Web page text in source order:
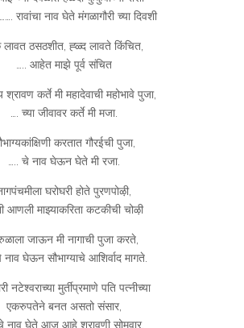
रावांचा नाव घेते मंगळागौरी च्या दिवशी
ठसठशीत, ह्ळ्द लावते किंचित,
….. आहेत माझे पूर्व संचित
श्रावण कर्ते मी महादेवाची महोभावे पुजा,
…. च्या जीवावर कर्ते मी मजा.
करतात गौरईची पुजा,
….. चे नाव घेऊन घेते मी रजा.
घरोघरी होते पुरणपोऴी,
आणली माझ्याकरिता कटकीची चोऴी
जाऊन मी नागाची पुजा करते,
नाव घेऊन सौभाग्याचे आशिर्वाद मागते.
नटेश्वराच्या मुर्तीप्रमाणे पति पत्नीच्या
एकरुपतेने बनत असतो संसार,
चे नाव घेते आज आहे श्रावणी सोमवार.